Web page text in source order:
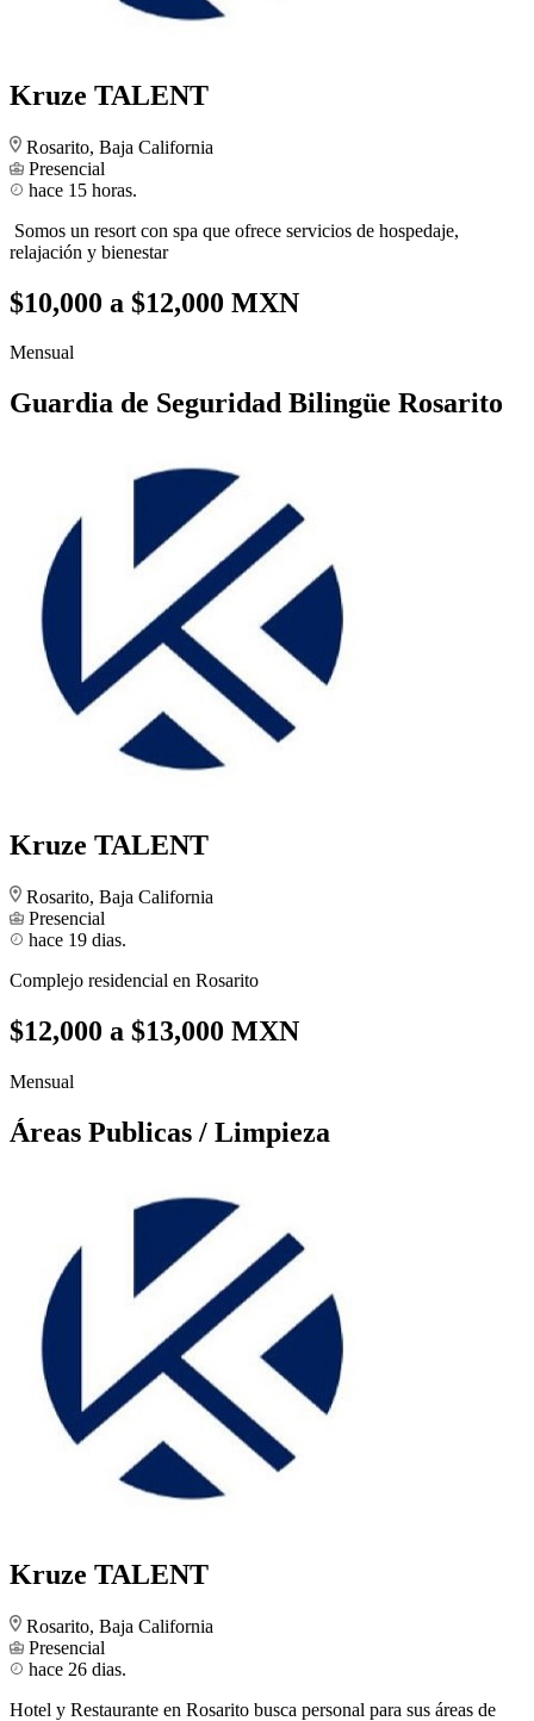
Kruze TALENT
Rosarito, Baja California
Presencial
hace 15 horas.
Somos un resort con spa que ofrece servicios de hospedaje,
relajación y bienestar
$10,000 a $12,000 MXN
Mensual
Guardia de Seguridad Bilingüe Rosarito
Kruze TALENT
Rosarito, Baja California
Presencial
hace 19 dias.
Complejo residencial en Rosarito
$12,000 a $13,000 MXN
Mensual
Áreas Publicas / Limpieza
Kruze TALENT
Rosarito, Baja California
Presencial
hace 26 dias.
Hotel y Restaurante en Rosarito busca personal para sus áreas de